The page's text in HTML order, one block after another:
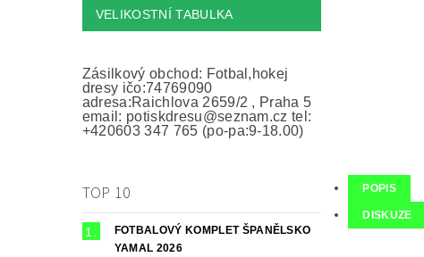
VELIKOSTNÍ TABULKA
Zásilkový obchod: Fotbal,hokej
dresy ičo:74769090
adresa:Raichlova 2659/2 , Praha 5
email: potiskdresu@seznam.cz tel:
+420603 347 765 (po-pa:9-18.00)
TOP 10
FOTBALOVÝ KOMPLET ŠPANĚLSKO
YAMAL 2026
POPIS
DISKUZE